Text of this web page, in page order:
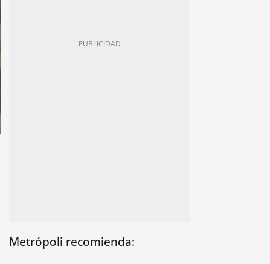
Metrópoli recomienda: